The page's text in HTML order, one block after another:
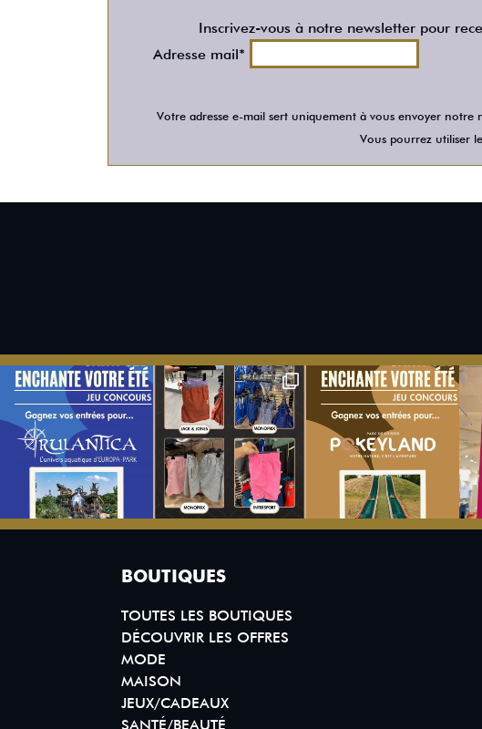
Inscrivez-vous à notre newsletter pour
Adresse mail*
Votre adresse e-mail sert uniquement à vous envoyer notre
Vous pourrez utiliser
BOUTIQUES
TOUTES LES BOUTIQUES
DÉCOUVRIR LES OFFRES
MODE
MAISON
JEUX/CADEAUX
SANTÉ/BEAUTÉ